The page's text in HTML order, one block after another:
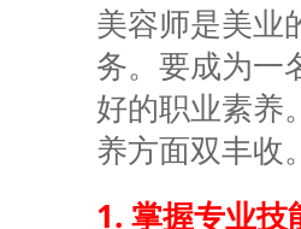
美容师是美业
务。要成为一
好的职业素养
养方面双丰收。
1. 掌握专业技